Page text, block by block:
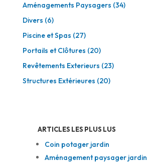
Aménagements Paysagers (34)
Divers (6)
Piscine et Spas (27)
Portails et Clôtures (20)
Revêtements Exterieurs (23)
Structures Extérieures (20)
ARTICLES LES PLUS LUS
Coin potager jardin
Aménagement paysager jardin